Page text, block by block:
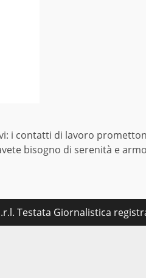
i contatti di lavoro
bisogno di serenità e
Testata Giornalistica